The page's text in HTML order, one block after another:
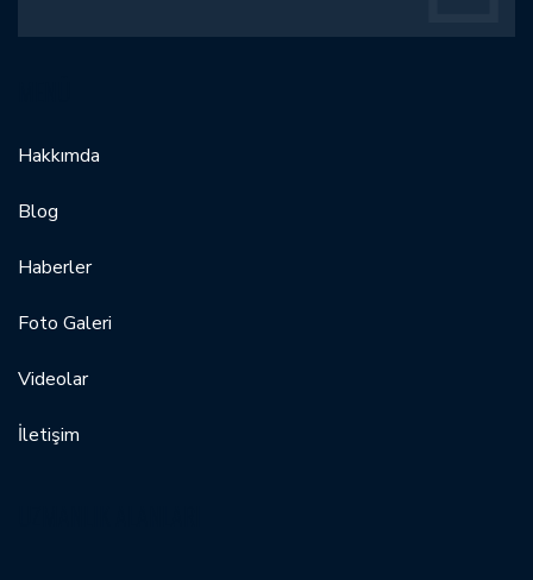
Hakkımda
Blog
Haberler
Foto Galeri
Videolar
İletişim